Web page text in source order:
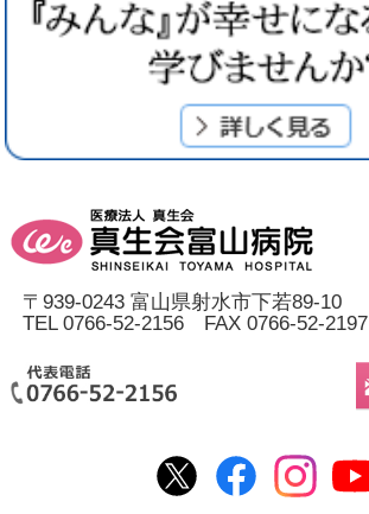
〒939-0243 富山県射水市下若89-10
TEL 0766-52-2156 FAX 0766-52-2197